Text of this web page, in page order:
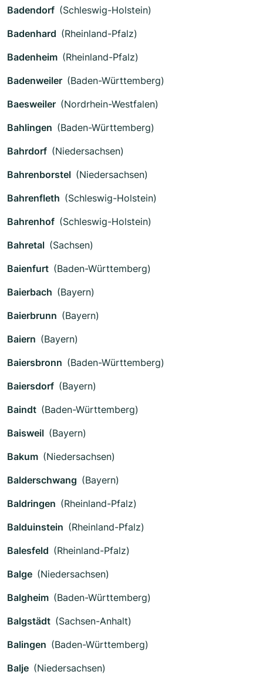
Badendorf (Schleswig-Holstein)
Badenhard (Rheinland-Pfalz)
Badenheim (Rheinland-Pfalz)
Badenweiler (Baden-Württemberg)
Baesweiler (Nordrhein-Westfalen)
Bahlingen (Baden-Württemberg)
Bahrdorf (Niedersachsen)
Bahrenborstel (Niedersachsen)
Bahrenfleth (Schleswig-Holstein)
Bahrenhof (Schleswig-Holstein)
Bahretal (Sachsen)
Baienfurt (Baden-Württemberg)
Baierbach (Bayern)
Baierbrunn (Bayern)
Baiern (Bayern)
Baiersbronn (Baden-Württemberg)
Baiersdorf (Bayern)
Baindt (Baden-Württemberg)
Baisweil (Bayern)
Bakum (Niedersachsen)
Balderschwang (Bayern)
Baldringen (Rheinland-Pfalz)
Balduinstein (Rheinland-Pfalz)
Balesfeld (Rheinland-Pfalz)
Balge (Niedersachsen)
Balgheim (Baden-Württemberg)
Balgstädt (Sachsen-Anhalt)
Balingen (Baden-Württemberg)
Balje (Niedersachsen)